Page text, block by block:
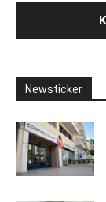
Newsticker